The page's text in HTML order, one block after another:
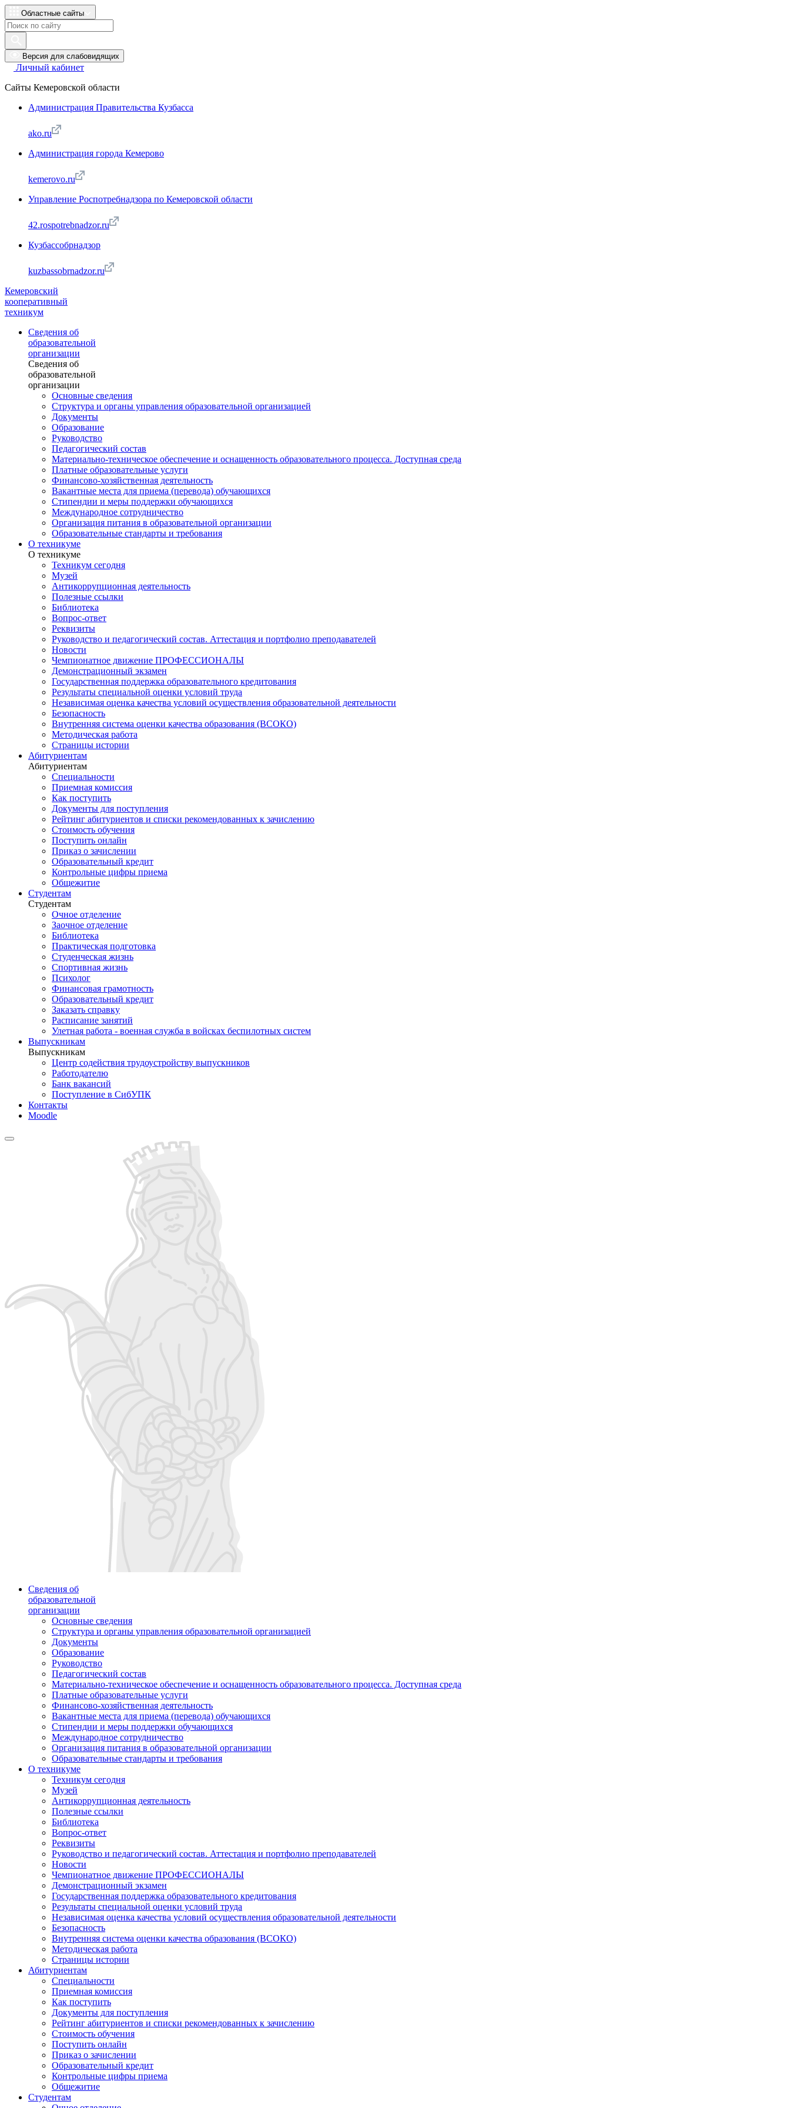
Областные сайты
Версия для слабовидящих
Личный кабинет
Сайты Кемеровской области
Администрация Правительства Кузбасса
ako.ru
Администрация города Кемерово
kemerovo.ru
Управление Роспотребнадзора по Кемеровской области
42.rospotrebnadzor.ru
Кузбассобрнадзор
kuzbassobrnadzor.ru
Кемеровский
кооперативный
техникум
Сведения об
образовательной
организации
Сведения об
образовательной
организации
Основные сведения
Структура и органы управления образовательной организацией
Документы
Образование
Руководство
Педагогический состав
Материально-техническое обеспечение и оснащенность образовательного процесса. Доступная среда
Платные образовательные услуги
Финансово-хозяйственная деятельность
Вакантные места для приема (перевода) обучающихся
Стипендии и меры поддержки обучающихся
Международное сотрудничество
Организация питания в образовательной организации
Образовательные стандарты и требования
О техникуме
О техникуме
Техникум сегодня
Музей
Антикоррупционная деятельность
Полезные ссылки
Библиотека
Вопрос-ответ
Реквизиты
Руководство и педагогический состав. Аттестация и портфолио преподавателей
Новости
Чемпионатное движение ПРОФЕССИОНАЛЫ
Демонстрационный экзамен
Государственная поддержка образовательного кредитования
Результаты специальной оценки условий труда
Независимая оценка качества условий осуществления образовательной деятельности
Безопасность
Внутренняя система оценки качества образования (ВСОКО)
Методическая работа
Страницы истории
Абитуриентам
Абитуриентам
Специальности
Приемная комиссия
Как поступить
Документы для поступления
Рейтинг абитуриентов и списки рекомендованных к зачислению
Стоимость обучения
Поступить онлайн
Приказ о зачислении
Образовательный кредит
Контрольные цифры приема
Общежитие
Студентам
Студентам
Очное отделение
Заочное отделение
Библиотека
Практическая подготовка
Студенческая жизнь
Спортивная жизнь
Психолог
Финансовая грамотность
Образовательный кредит
Заказать справку
Расписание занятий
Улетная работа - военная служба в войсках беспилотных систем
Выпускникам
Выпускникам
Центр содействия трудоустройству выпускников
Работодателю
Банк вакансий
Поступление в СибУПК
Контакты
Moodle
Сведения об
образовательной
организации
Основные сведения
Структура и органы управления образовательной организацией
Документы
Образование
Руководство
Педагогический состав
Материально-техническое обеспечение и оснащенность образовательного процесса. Доступная среда
Платные образовательные услуги
Финансово-хозяйственная деятельность
Вакантные места для приема (перевода) обучающихся
Стипендии и меры поддержки обучающихся
Международное сотрудничество
Организация питания в образовательной организации
Образовательные стандарты и требования
О техникуме
Техникум сегодня
Музей
Антикоррупционная деятельность
Полезные ссылки
Библиотека
Вопрос-ответ
Реквизиты
Руководство и педагогический состав. Аттестация и портфолио преподавателей
Новости
Чемпионатное движение ПРОФЕССИОНАЛЫ
Демонстрационный экзамен
Государственная поддержка образовательного кредитования
Результаты специальной оценки условий труда
Независимая оценка качества условий осуществления образовательной деятельности
Безопасность
Внутренняя система оценки качества образования (ВСОКО)
Методическая работа
Страницы истории
Абитуриентам
Специальности
Приемная комиссия
Как поступить
Документы для поступления
Рейтинг абитуриентов и списки рекомендованных к зачислению
Стоимость обучения
Поступить онлайн
Приказ о зачислении
Образовательный кредит
Контрольные цифры приема
Общежитие
Студентам